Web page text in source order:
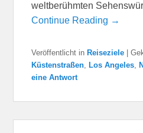
weltberühmten
Continue Reading →
Veröffentlicht in Reiseziele |
Küstenstraßen, Los Angeles,
eine Antwort